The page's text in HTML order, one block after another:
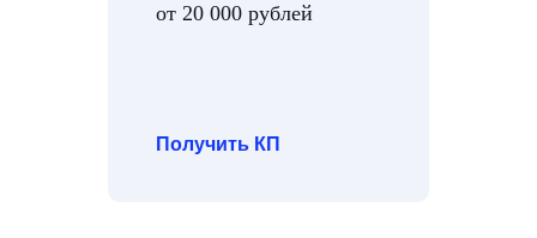
от 20 000 рублей
Получить КП